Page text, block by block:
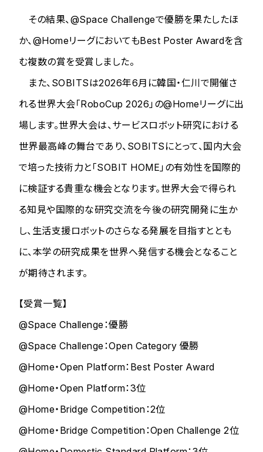
その結果、@Space Challengeで優勝を果たしたほ
か、@HomeリーグにおいてもBest Poster Awardを含
む複数の賞を受賞しました。
また、SOBITSは2026年6月に韓国・仁川で開催さ
れる世界大会「RoboCup 2026」の@Homeリーグに出
場します。世界大会は、サービスロボット研究における
世界最高峰の舞台であり、SOBITSにとって、国内大会
で培った技術力と「SOBIT HOME」の有効性を国際的
に検証する貴重な機会となります。世界大会で得られ
る知見や国際的な研究交流を今後の研究開発に生か
し、生活支援ロボットのさらなる発展を目指すととも
に、本学の研究成果を世界へ発信する機会となること
が期待されます。
【受賞一覧】
@Space Challenge：優勝
@Space Challenge：Open Category 優勝
@Home・Open Platform：Best Poster Award
@Home・Open Platform：3位
@Home・Bridge Competition：2位
@Home・Bridge Competition：Open Challenge 2位